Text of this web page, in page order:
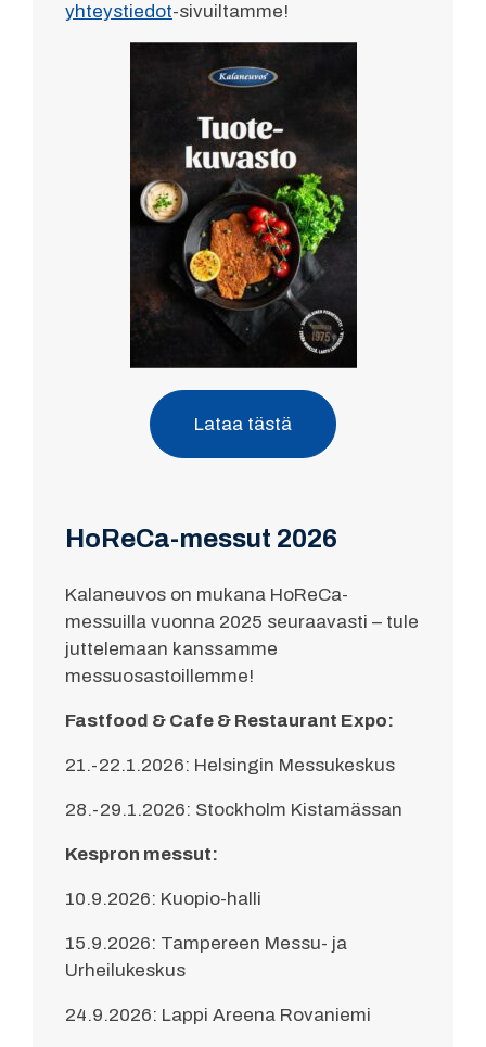
yhteystiedot-sivuiltamme!
Lataa tästä
HoReCa-messut 2026
Kalaneuvos on mukana HoReCa-
messuilla vuonna 2025 seuraavasti – tule
juttelemaan kanssamme
messuosastoillemme!
Fastfood & Cafe & Restaurant Expo:
21.-22.1.2026: Helsingin Messukeskus
28.-29.1.2026: Stockholm Kistamässan
Kespron messut:
10.9.2026: Kuopio-halli
15.9.2026: Tampereen Messu- ja
Urheilukeskus
24.9.2026: Lappi Areena Rovaniemi